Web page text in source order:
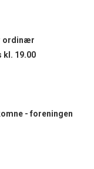
ordinær
kl. 19.00
- foreningen